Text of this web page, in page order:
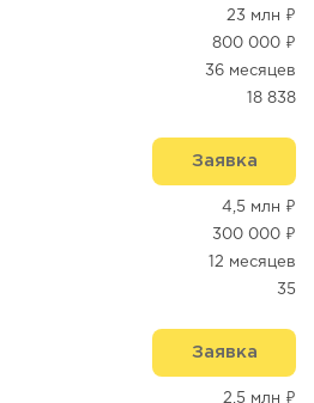
23 млн ₽
800 000 ₽
36 месяцев
18 838
Заявка
4,5 млн ₽
300 000 ₽
12 месяцев
35
Заявка
2,5 млн ₽